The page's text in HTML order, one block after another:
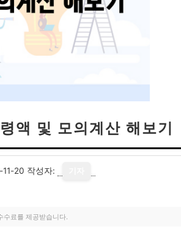
액 및 모의계산 해보기
20 작성자:
수료를 제공받습니다.